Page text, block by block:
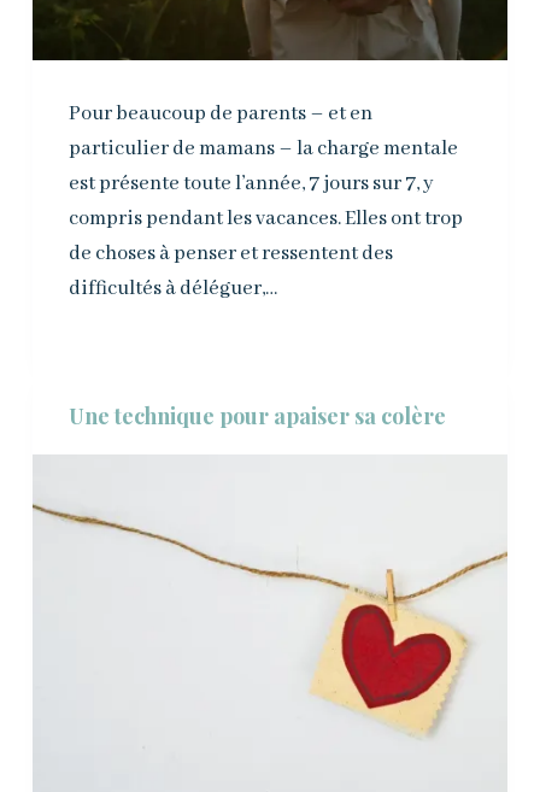
Pour beaucoup de parents – et en
particulier de mamans – la charge mentale
est présente toute l’année, 7 jours sur 7, y
compris pendant les vacances. Elles ont trop
de choses à penser et ressentent des
difficultés à déléguer,…
Une technique pour apaiser sa colère